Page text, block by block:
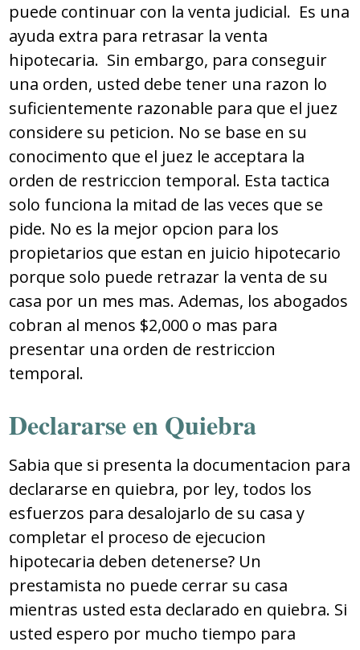
puede continuar con la venta judicial. Es una
ayuda extra para retrasar la venta
hipotecaria. Sin embargo, para conseguir
una orden, usted debe tener una razon lo
suficientemente razonable para que el juez
considere su peticion. No se base en su
conocimento que el juez le acceptara la
orden de restriccion temporal. Esta tactica
solo funciona la mitad de las veces que se
pide. No es la mejor opcion para los
propietarios que estan en juicio hipotecario
porque solo puede retrazar la venta de su
casa por un mes mas. Ademas, los abogados
cobran al menos $2,000 o mas para
presentar una orden de restriccion
temporal.
Declararse en Quiebra
Sabia que si presenta la documentacion para
declararse en quiebra, por ley, todos los
esfuerzos para desalojarlo de su casa y
completar el proceso de ejecucion
hipotecaria deben detenerse? Un
prestamista no puede cerrar su casa
mientras usted esta declarado en quiebra. Si
usted espero por mucho tiempo para